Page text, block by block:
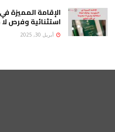
الإقامة المميزة
استثنائية وفرص
أبريل 30, 2025